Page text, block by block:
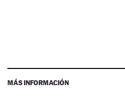
MÁS INFORMACIÓN